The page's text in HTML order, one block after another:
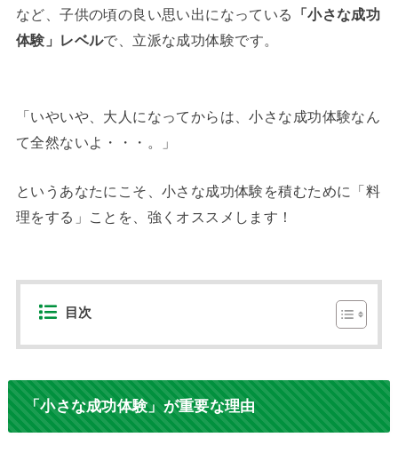
など、子供の頃の良い思い出になっている
「小さな成功
体験」レベルで、立派な成功体験です。
「いやいや、大人になってからは、小さな成功体験なん
て全然ないよ・・・。」
というあなたにこそ、小さな成功体験を積むために「料
理をする」ことを、強くオススメします！
目次
「小さな成功体験」が重要な理由